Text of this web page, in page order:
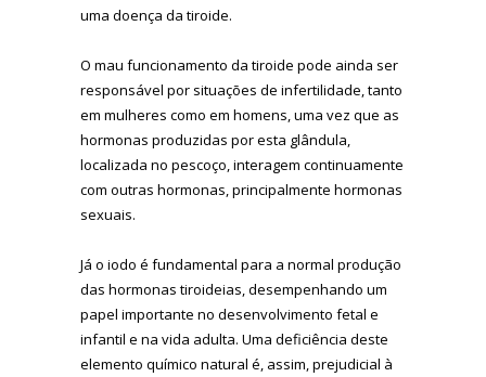
uma doença da tiroide.
O mau funcionamento da tiroide pode ainda ser
responsável por situações de infertilidade, tanto
em mulheres como em homens, uma vez que as
hormonas produzidas por esta glândula,
localizada no pescoço, interagem continuamente
com outras hormonas, principalmente hormonas
sexuais.
Já o iodo é fundamental para a normal produção
das hormonas tiroideias, desempenhando um
papel importante no desenvolvimento fetal e
infantil e na vida adulta. Uma deficiência deste
elemento químico natural é, assim, prejudicial à